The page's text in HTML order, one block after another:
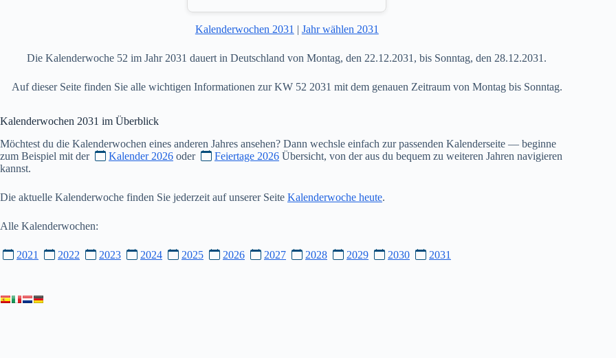
Kalenderwochen 2031 | Jahr wählen 2031
Die Kalenderwoche 52 im Jahr 2031 dauert in Deutschland von Montag, den 22.12.2031, bis Sonntag, den 28.12.2031.
Auf dieser Seite finden Sie alle wichtigen Informationen zur KW 52 2031 mit dem genauen Zeitraum von Montag bis Sonntag.
Kalenderwochen 2031 im Überblick
Möchtest du die Kalenderwochen eines anderen Jahres ansehen? Dann wechsle einfach zur passenden Kalenderseite — beginne
zum Beispiel mit der
Kalender 2026 oder Feiertage 2026 Übersicht, von der aus du bequem zu weiteren Jahren navigieren
kannst.
Die aktuelle Kalenderwoche finden Sie jederzeit auf unserer Seite Kalenderwoche heute.
Alle Kalenderwochen:
2021 2022 2023 2024 2025 2026 2027 2028 2029 2030 2031